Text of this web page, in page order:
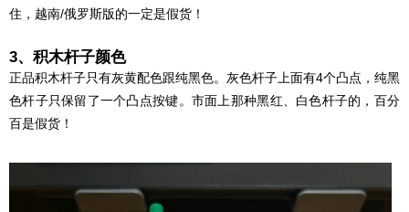
住，越南/俄罗斯版的一定是假货！
3、积木杆子颜色
正品积木杆子只有灰黄配色跟纯黑色。灰色杆子上面有4个凸点，纯黑
色杆子只保留了一个凸点按键。市面上那种黑红、白色杆子的，百分
百是假货！